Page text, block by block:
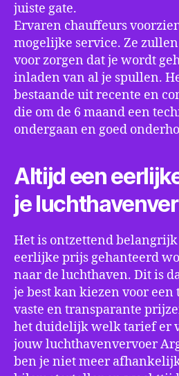
juiste gate.
Ervaren chauffeurs
mogelijke service. Ze
voor zorgen dat je wordt
inladen van al je spullen.
bestaande uit recente en
die om de 6 maand een
ondergaan en goed
Altijd een
je
Het is ontzettend
eerlijke prijs gehanteerd
naar de luchthaven. Dit is
je best kan kiezen voor
vaste en transparante
het duidelijk welk tarief er
jouw luchthavenvervoer
ben je niet meer